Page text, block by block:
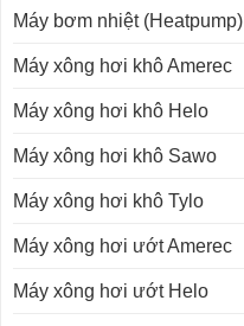
Máy bơm nhiệt (Heatpump)
Máy xông hơi khô Amerec
Máy xông hơi khô Helo
Máy xông hơi khô Sawo
Máy xông hơi khô Tylo
Máy xông hơi ướt Amerec
Máy xông hơi ướt Helo